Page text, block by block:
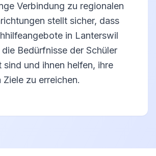
Verbindung zu regionalen
stellt sicher, dass
in Lanterswil
Bedürfnisse der Schüler
sind und ihnen helfen, ihre
Ziele zu erreichen.